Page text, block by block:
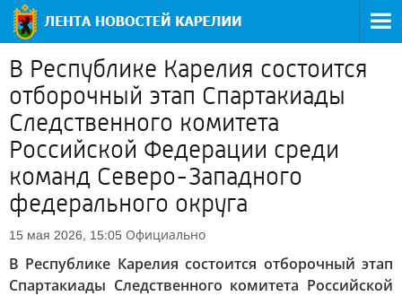
В Республике Карелия состоится
отборочный этап Спартакиады
Следственного комитета
Российской Федерации среди
команд Северо-Западного
федерального округа
15 мая 2026, 15:05 Официально
В Республике Карелия состоится отборочный этап
Спартакиады Следственного комитета Российской